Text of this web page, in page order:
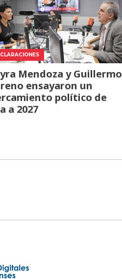
Mendoza y Guillermo
ensayaron un
político de
a 2027